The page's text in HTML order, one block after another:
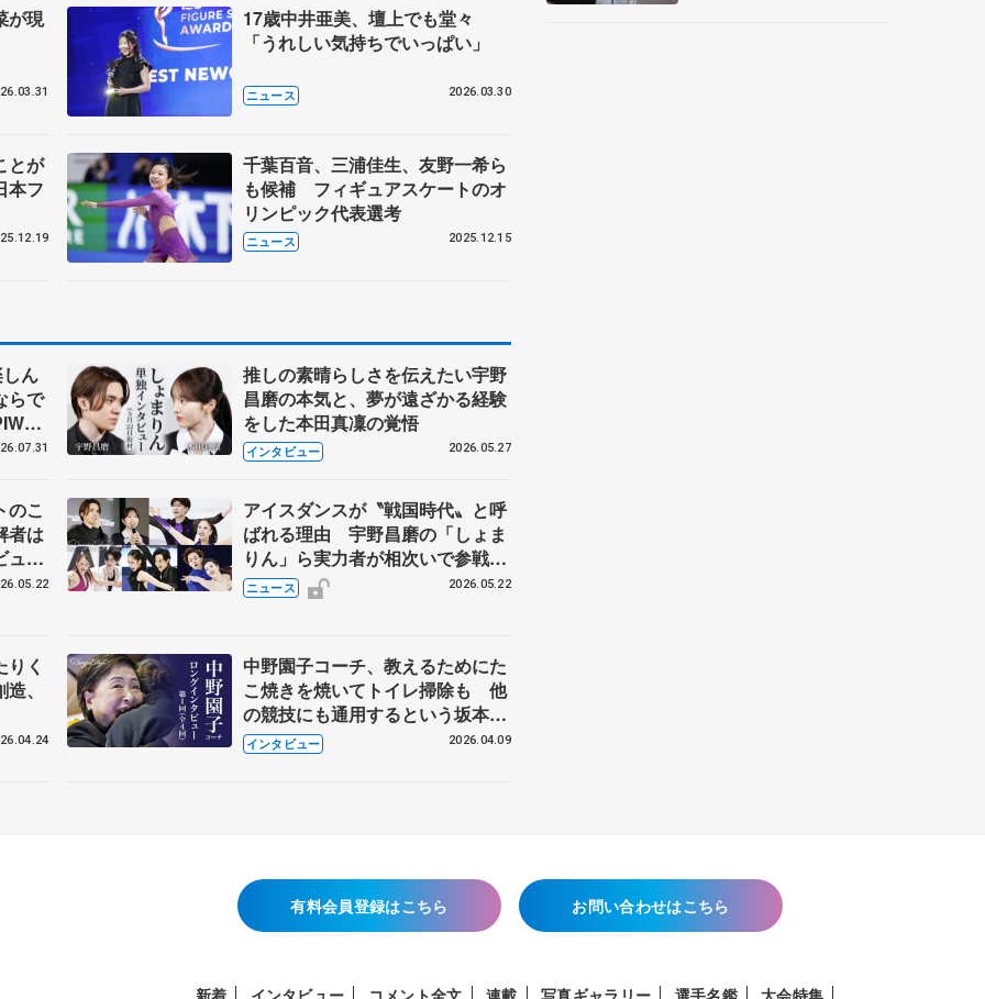
が現
17歳中井亜美、壇上でも堂々
「うれしい気持ちでいっぱい」
ニュース 2026.03.30
とが
本フ
千葉百音、三浦佳生、友野一希ら
も候補 フィギュアスケートのオ
リンピック代表選考
ニュース 2025.12.15
ん
らで
前
推しの素晴らしさを伝えたい宇野
昌磨の本気と、夢が遠ざかる経験
をした本田真凜の覚悟
インタビュー 2026.05.27
のこ
者は
ュー
人、
アイスダンスが〝戦国時代〟と呼
ばれる理由 宇野昌磨の「しょま
りん」ら実力者が相次いで参戦
国内の競争激化
ニュース 2026.05.22
く
、
中野園子コーチ、教えるためにた
こ焼きを焼いてトイレ掃除も 他
の競技にも通用するという坂本花
織の筋肉
インタビュー 2026.04.09
有料会員登録はこちら お問い合わせはこちら